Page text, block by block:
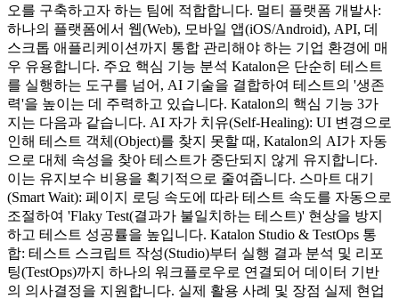
오를 구축하고자 하는 팀에 적합합니다. 멀티 플랫폼 개발사:
하나의 플랫폼에서 웹(Web), 모바일 앱(iOS/Android), API, 데
스크톱 애플리케이션까지 통합 관리해야 하는 기업 환경에 매
우 유용합니다. 주요 핵심 기능 분석 Katalon은 단순히 테스트
를 실행하는 도구를 넘어, AI 기술을 결합하여 테스트의 '생존
력'을 높이는 데 주력하고 있습니다. Katalon의 핵심 기능 3가
지는 다음과 같습니다. AI 자가 치유(Self-Healing): UI 변경으로
인해 테스트 객체(Object)를 찾지 못할 때, Katalon의 AI가 자동
으로 대체 속성을 찾아 테스트가 중단되지 않게 유지합니다.
이는 유지보수 비용을 획기적으로 줄여줍니다. 스마트 대기
(Smart Wait): 페이지 로딩 속도에 따라 테스트 속도를 자동으로
조절하여 'Flaky Test(결과가 불일치하는 테스트)' 현상을 방지
하고 테스트 성공률을 높입니다. Katalon Studio & TestOps 통
합: 테스트 스크립트 작성(Studio)부터 실행 결과 분석 및 리포
팅(TestOps)까지 하나의 워크플로우로 연결되어 데이터 기반
의 의사결정을 지원합니다. 실제 활용 사례 및 장점 실제 현업